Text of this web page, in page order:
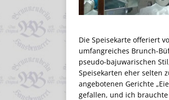
Die Speisekarte offeriert
umfangreiches Brunch-
pseudo-bajuwarischen
Speisekarten eher selten
angebotenen Gerichte
gefallen, und ich